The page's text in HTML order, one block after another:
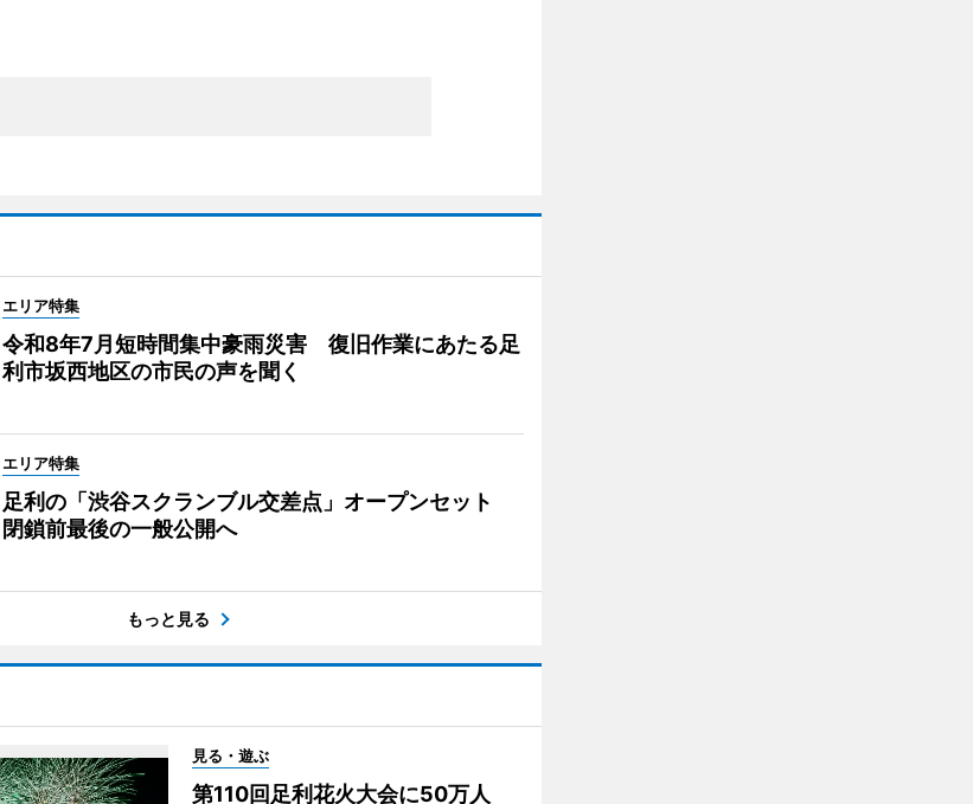
エリア特集
令和8年7月短時間集中豪雨災害 復旧作業にあたる足
利市坂西地区の市民の声を聞く
エリア特集
足利の「渋谷スクランブル交差点」オープンセット
閉鎖前最後の一般公開へ
もっと見る
見る・遊ぶ
第110回足利花火大会に50万人